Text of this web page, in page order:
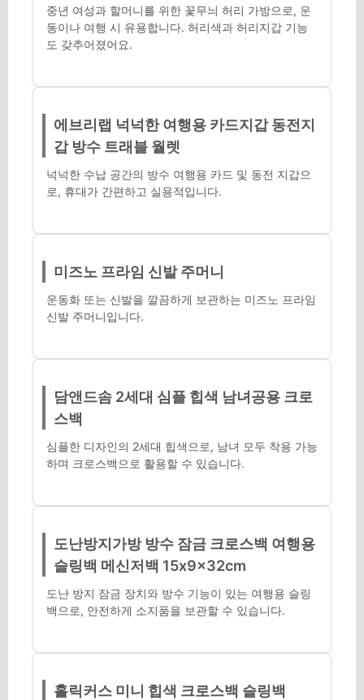
중년 여성과 할머니를 위한 꽃무늬 허리 가방으로, 운
동이나 여행 시 유용합니다. 허리색과 허리지갑 기능
도 갖추어졌어요.
에브리랩 넉넉한 여행용 카드지갑 동전지
갑 방수 트래블 월렛
넉넉한 수납 공간의 방수 여행용 카드 및 동전 지갑으
로, 휴대가 간편하고 실용적입니다.
미즈노 프라임 신발 주머니
운동화 또는 신발을 깔끔하게 보관하는 미즈노 프라임
신발 주머니입니다.
담앤드솜 2세대 심플 힙색 남녀공용 크로
스백
심플한 디자인의 2세대 힙색으로, 남녀 모두 착용 가능
하며 크로스백으로 활용할 수 있습니다.
도난방지가방 방수 잠금 크로스백 여행용
슬링백 메신저백 15x9x32cm
도난 방지 잠금 장치와 방수 기능이 있는 여행용 슬링
백으로, 안전하게 소지품을 보관할 수 있습니다.
홀릭커스 미니 힙색 크로스백 슬링백